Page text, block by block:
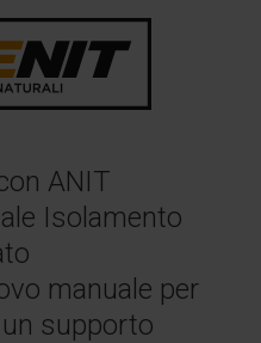
ANIT
Isolamento
manuale per
supporto